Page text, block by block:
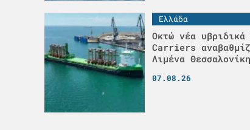
Ελλάδα
Οκτώ νέα
Carriers
Λιμένα
07.08.26